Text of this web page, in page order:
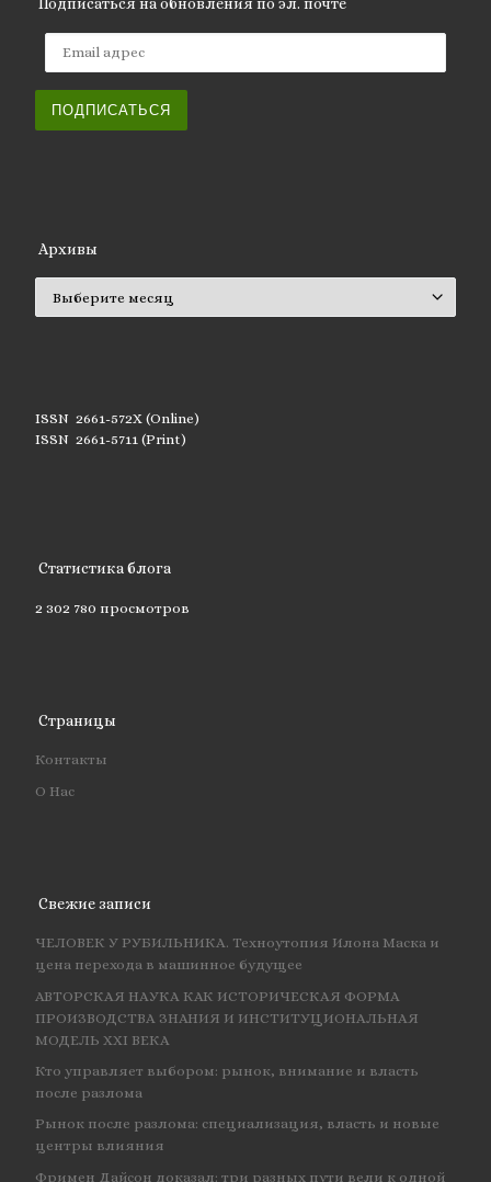
ПОДПИСАТЬСЯ
Архивы
ISSN 2661-572X (Online)
ISSN 2661-5711 (Print)
Статистика блога
2 302 780 просмотров
Страницы
Контакты
О Нас
Свежие записи
ЧЕЛОВЕК У РУБИЛЬНИКА. Техноутопия Илона Маска и
цена перехода в машинное будущее
АВТОРСКАЯ НАУКА КАК ИСТОРИЧЕСКАЯ ФОРМА
ПРОИЗВОДСТВА ЗНАНИЯ И ИНСТИТУЦИОНАЛЬНАЯ
МОДЕЛЬ XXI ВЕКА
Кто управляет выбором: рынок, внимание и власть
после разлома
Рынок после разлома: специализация, власть и новые
центры влияния
Фримен Дайсон доказал: три разных пути вели к одной